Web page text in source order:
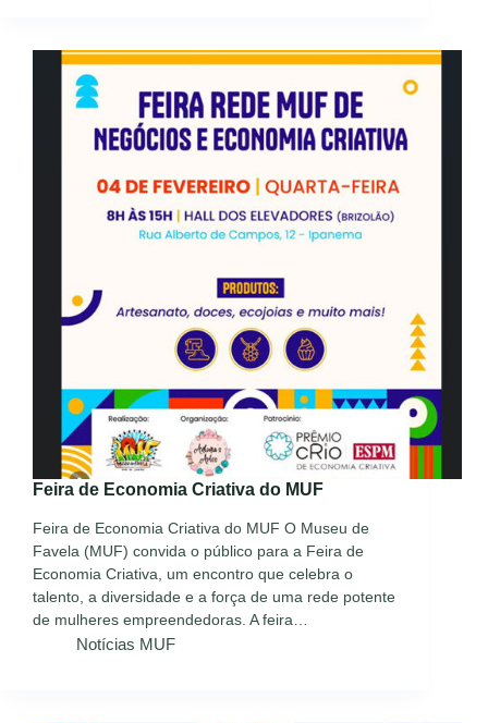
Feira de Economia Criativa do MUF
Feira de Economia Criativa do MUF O Museu de
Favela (MUF) convida o público para a Feira de
Economia Criativa, um encontro que celebra o
talento, a diversidade e a força de uma rede potente
de mulheres empreendedoras. A feira…
Notícias MUF